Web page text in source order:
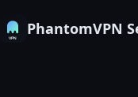
PhantomVPN